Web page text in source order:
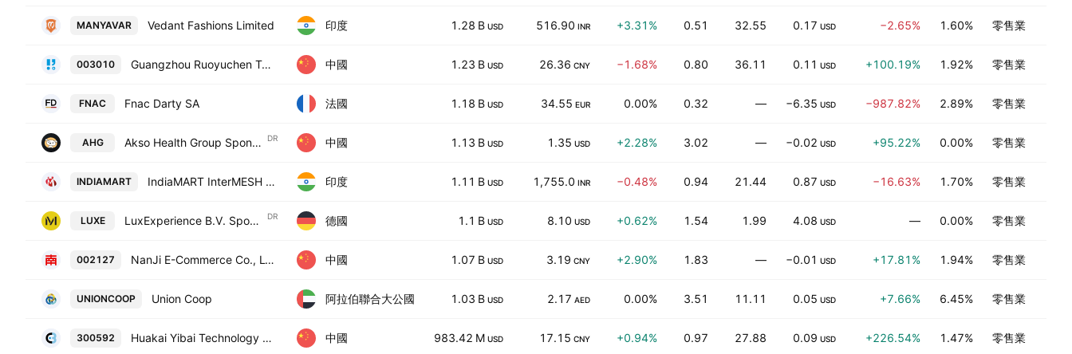
MANYAVAR Vedant Fashions Limited 印度 1.28 B USD 516.90 INR +3.31% 0.51 32.55 0.17 USD −2.65% 1.60% 零售業
003010 Guangzhou Ruoyuchen Technology Co. Ltd. Class A 中國 1.23 B USD 26.36 CNY −1.68% 0.80 36.11 0.11 USD +100.19% 1.92% 零售業
FNAC Fnac Darty SA 法國 1.18 B USD 34.55 EUR 0.00% 0.32 — −6.35 USD −987.82% 2.89% 零售業
AHG Akso Health Group Sponsored ADR DR 中國 1.13 B USD 1.35 USD +2.28% 3.02 — −0.02 USD +95.22% 0.00% 零售業
INDIAMART IndiaMART InterMESH Ltd. 印度 1.11 B USD 1,755.0 INR −0.48% 0.94 21.44 0.87 USD −16.63% 1.70% 零售業
LUXE LuxExperience B.V. Sponsored ADR DR 德國 1.1 B USD 8.10 USD +0.62% 1.54 1.99 4.08 USD — 0.00% 零售業
002127 NanJi E-Commerce Co., LTD. Class A 中國 1.07 B USD 3.19 CNY +2.90% 1.83 — −0.01 USD +17.81% 1.94% 零售業
UNIONCOOP Union Coop 阿拉伯聯合大公國 1.03 B USD 2.17 AED 0.00% 3.51 11.11 0.05 USD +7.66% 6.45% 零售業
300592 Huakai Yibai Technology Co., Ltd. Class A 中國 983.42 M USD 17.15 CNY +0.94% 0.97 27.88 0.09 USD +226.54% 1.47% 零售業